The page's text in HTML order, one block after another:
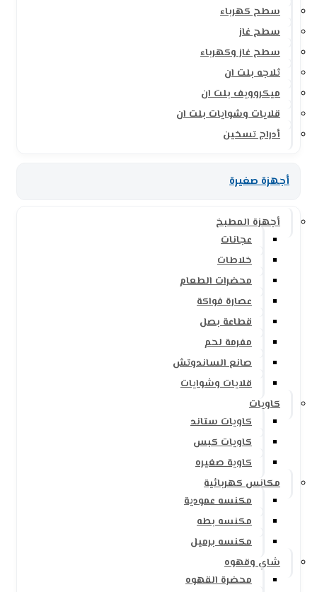
سطح كهرباء
سطح غاز
سطح غاز وكهرباء
ثلاجه بلت ان
ميكروويف بلت ان
قلايات وشوايات بلت ان
أدراج تسخين
أجهزة صغيرة
أجهزة المطبخ
عجانات
خلاطات
محضرات الطعام
عصارة فواكة
قطاعة بصل
مفرمة لحم
صانع الساندوتش
قلايات وشوايات
كاويات
كاويات ستاند
كاويات كبس
كاوية صغيره
مكانس كهربائية
مكنسه عمودية
مكنسه بطه
مكنسه برميل
شاي وقهوه
محضرة القهوه